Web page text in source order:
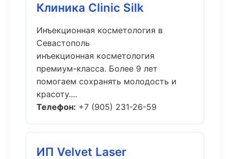
Клиника Clinic Silk
Инъекционная косметология в
Севастополь
инъекционная косметология
премиум-класса. Более 9 лет
помогаем сохранять молодость и
красоту....
Телефон: +7 (905) 231-26-59
ИП Velvet Laser